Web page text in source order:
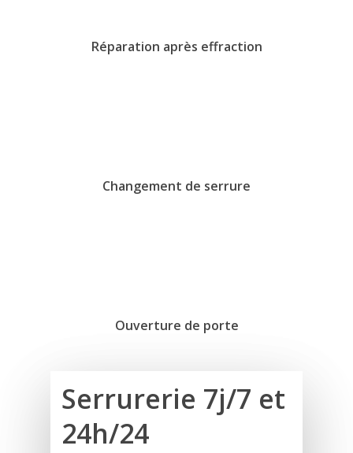
Réparation après effraction
Changement de serrure
Ouverture de porte
Serrurerie 7j/7 et
24h/24